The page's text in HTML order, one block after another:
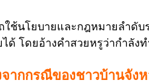
ใช้นโยบายและกฎหมายลำดั
โดยอ้างคำสวยหรูว่ากำลังท
ากกรณีของชาวบ้านจัง